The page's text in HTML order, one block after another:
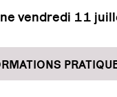
vendredi 11